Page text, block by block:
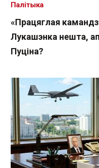
«Працяглая
Лукашэнка нешта,
Пуціна?
Палітыка